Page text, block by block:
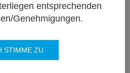
Piercing
entsprechenden
Genehmigungen.
STIMME ZU